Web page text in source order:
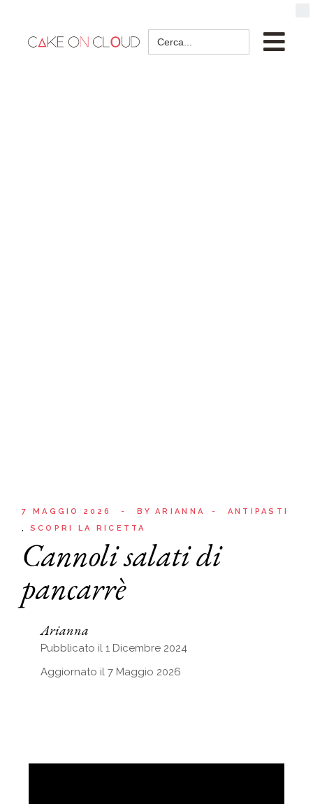
Search
for:
7 MAGGIO 2026 BY ARIANNA
ANTIPASTI
SCOPRI LA RICETTA
Cannoli salati di
pancarrè
Arianna
Pubblicato il 1 Dicembre 2024
Aggiornato il 7 Maggio 2026